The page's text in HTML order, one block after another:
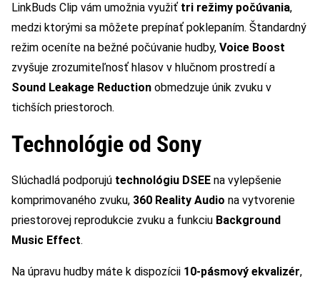
LinkBuds Clip vám umožnia využiť tri režimy počúvania,
medzi ktorými sa môžete prepínať poklepaním. Štandardný
režim oceníte na bežné počúvanie hudby, Voice Boost
zvyšuje zrozumiteľnosť hlasov v hlučnom prostredí a
Sound Leakage Reduction obmedzuje únik zvuku v
tichších priestoroch.
Technológie od Sony
Slúchadlá podporujú technológiu DSEE na vylepšenie
komprimovaného zvuku, 360 Reality Audio na vytvorenie
priestorovej reprodukcie zvuku a funkciu Background
Music Effect.
Na úpravu hudby máte k dispozícii 10-pásmový ekvalizér,